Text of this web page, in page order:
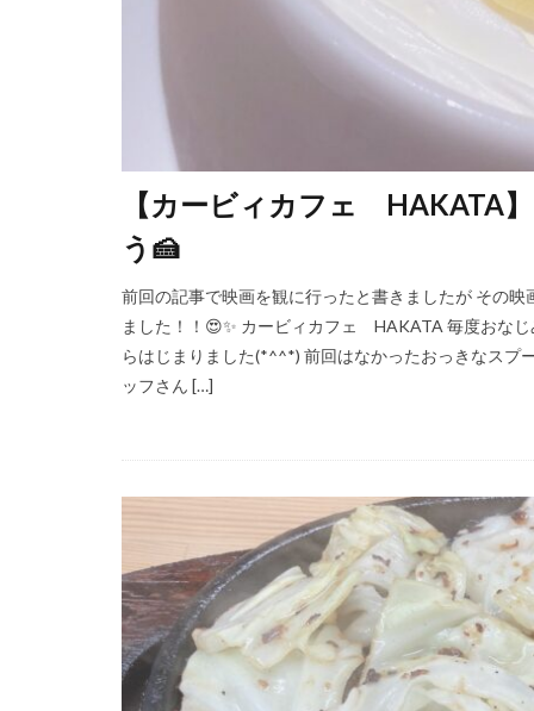
【カービィカフェ HAKATA
う🍰
前回の記事で映画を観に行ったと書きましたが その
ました！！😍✨ カービィカフェ HAKATA 毎度おな
らはじまりました(*^^*) 前回はなかったおっきなスプ
ッフさん […]